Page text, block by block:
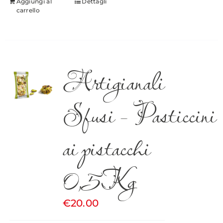
carrello
Artigianali
Sfusi – Pasticcini
ai pistacchi
0,5Kg
€20.00